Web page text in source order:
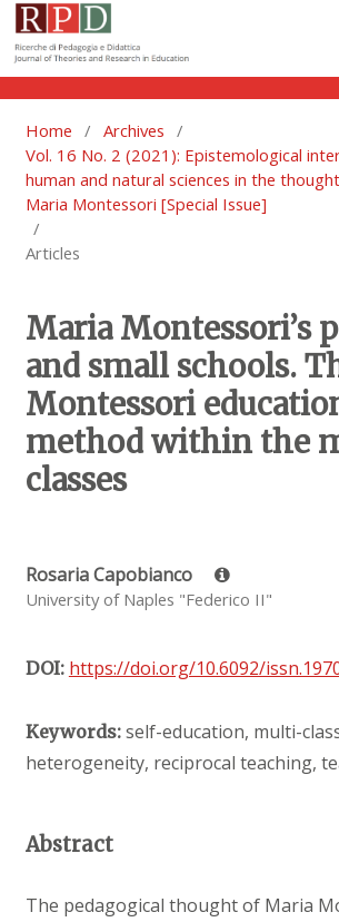
Home / Archives
/
Vol. 16 No. 2 (2021): Epistemological
human and natural sciences in the
Maria Montessori [Special Issue]
/
Articles
Maria Montessori’s
and small schools.
Montessori
method within the
classes
Rosaria Capobianco
University of Naples "Federico II"
DOI: https://doi.org/10.6092/
Keywords: self-education, multi-
heterogeneity, reciprocal teaching,
Abstract
The pedagogical thought of Maria